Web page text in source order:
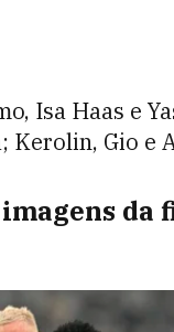
Isa Haas e
Kerolin, Gio e
da